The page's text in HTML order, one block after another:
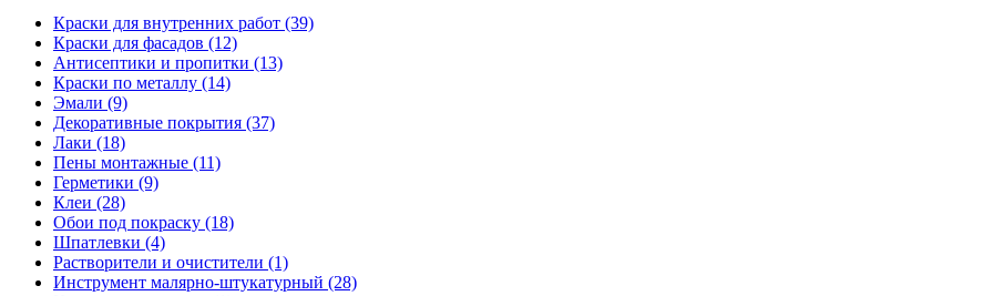
Краски для внутренних работ (39)
Краски для фасадов (12)
Антисептики и пропитки (13)
Краски по металлу (14)
Эмали (9)
Декоративные покрытия (37)
Лаки (18)
Пены монтажные (11)
Герметики (9)
Клеи (28)
Обои под покраску (18)
Шпатлевки (4)
Растворители и очистители (1)
Инструмент малярно-штукатурный (28)